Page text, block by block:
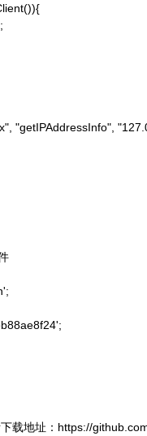
"getIPAddressInfo",
载地址：https://